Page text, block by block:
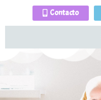
Contacto